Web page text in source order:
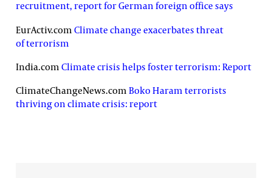
recruitment, report for German foreign office says
EurActiv.com Climate change exacerbates threat
of terrorism
India.com Climate crisis helps foster terrorism: Report
ClimateChangeNews.com Boko Haram terrorists
thriving on climate crisis: report